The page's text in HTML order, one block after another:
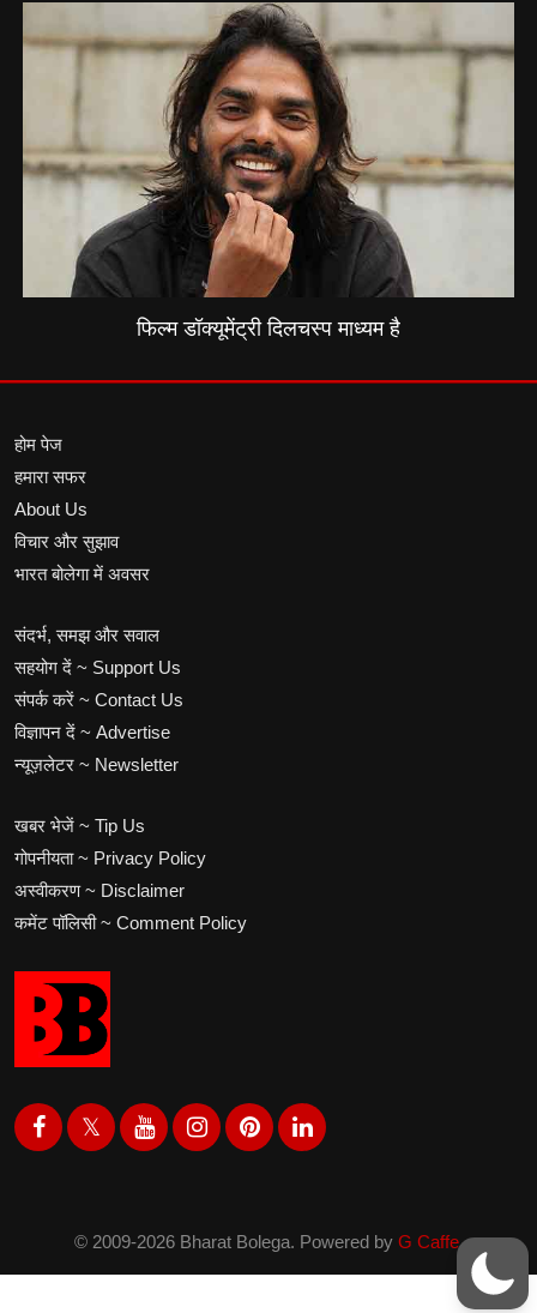
फिल्म डॉक्यूमेंट्री दिलचस्प माध्यम है
होम पेज
हमारा सफर
About Us
विचार और सुझाव
भारत बोलेगा में अवसर
संदर्भ, समझ और सवाल
सहयोग दें ~ Support Us
संपर्क करें ~ Contact Us
विज्ञापन दें ~ Advertise
न्यूज़लेटर ~ Newsletter
खबर भेजें ~ Tip Us
गोपनीयता ~ Privacy Policy
अस्वीकरण ~ Disclaimer
कमेंट पॉलिसी ~ Comment Policy
© 2009-2026 Bharat Bolega. Powered by G Caffe.